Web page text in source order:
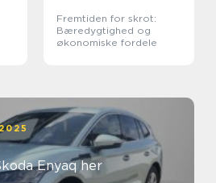
Fremtiden for skrot:
Bæredygtighed og
økonomiske fordele
Enyaq her